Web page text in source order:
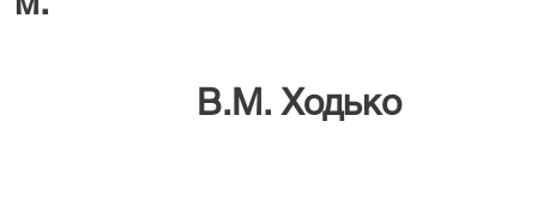
В.М. Ходько